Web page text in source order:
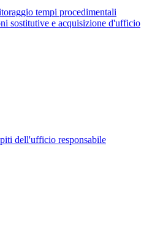
tempi procedimentali
sostitutive e acquisizione d'ufficio
dell'ufficio responsabile